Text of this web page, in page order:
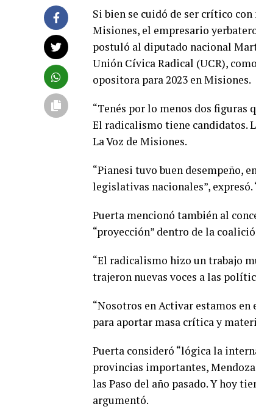
Si bien se cuidó de ser crítico
Misiones, el empresario
postuló al diputado nacional
Unión Cívica Radical (UCR),
opositora para 2023 en Misiones.
“Tenés por lo menos dos
El radicalismo tiene candidatos.
La Voz de Misiones.
“Pianesi tuvo buen desempeño,
legislativas nacionales”,
Puerta mencionó también al
“proyección” dentro de la
“El radicalismo hizo un trabajo
trajeron nuevas voces a las
“Nosotros en Activar estamos
para aportar masa crítica y
Puerta consideró “lógica la
provincias importantes,
las Paso del año pasado. Y hoy
argumentó.